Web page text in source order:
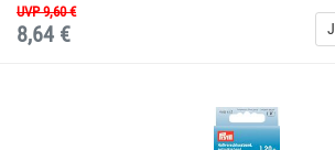
UVP 9,60 €
8,64 €